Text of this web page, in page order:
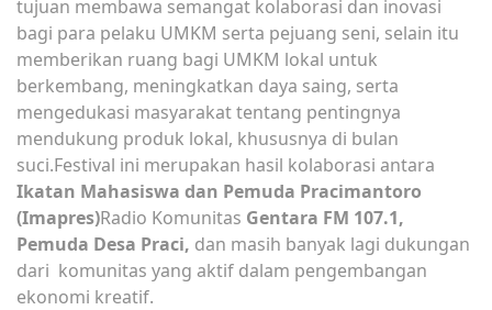
tujuan membawa semangat kolaborasi dan inovasi
bagi para pelaku UMKM serta pejuang seni, selain itu
memberikan ruang bagi UMKM lokal untuk
berkembang, meningkatkan daya saing, serta
mengedukasi masyarakat tentang pentingnya
mendukung produk lokal, khususnya di bulan
suci.Festival ini merupakan hasil kolaborasi antara
Ikatan Mahasiswa dan Pemuda Pracimantoro
(Imapres)Radio Komunitas Gentara FM 107.1,
Pemuda Desa Praci, dan masih banyak lagi dukungan
dari komunitas yang aktif dalam pengembangan
ekonomi kreatif.